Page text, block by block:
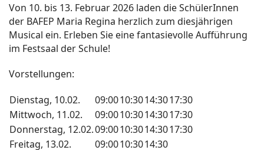
Von 10. bis 13. Februar 2026 laden die SchülerInnen
der BAFEP Maria Regina herzlich zum diesjährigen
Musical ein. Erleben Sie eine fantasievolle Aufführung
im Festsaal der Schule!
Vorstellungen:
Dienstag, 10.02.
09:0010:3014:3017:30
Mittwoch, 11.02.
09:0010:3014:3017:30
Donnerstag, 12.02.09:0010:3014:3017:30
Freitag, 13.02.
09:0010:3014:30